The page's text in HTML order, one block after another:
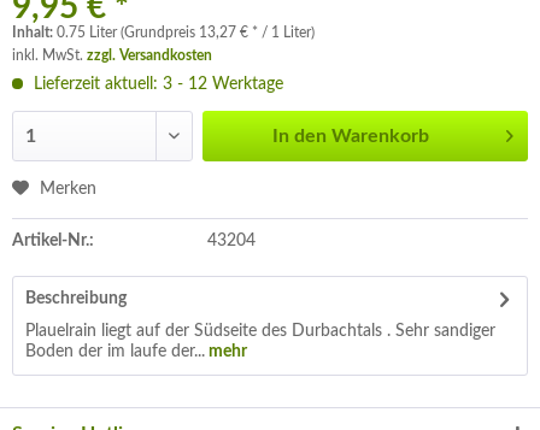
9,95 € *
Inhalt: 0.75 Liter (Grundpreis 13,27 € * / 1 Liter)
inkl. MwSt. zzgl. Versandkosten
Lieferzeit aktuell: 3 - 12 Werktage
In den Warenkorb
Merken
Artikel-Nr.: 43204
Beschreibung
Plauelrain liegt auf der Südseite des Durbachtals . Sehr sandiger
Boden der im laufe der... mehr